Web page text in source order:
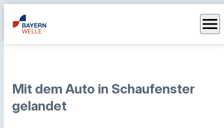
menu
Mit dem Auto in Schaufenster
gelandet